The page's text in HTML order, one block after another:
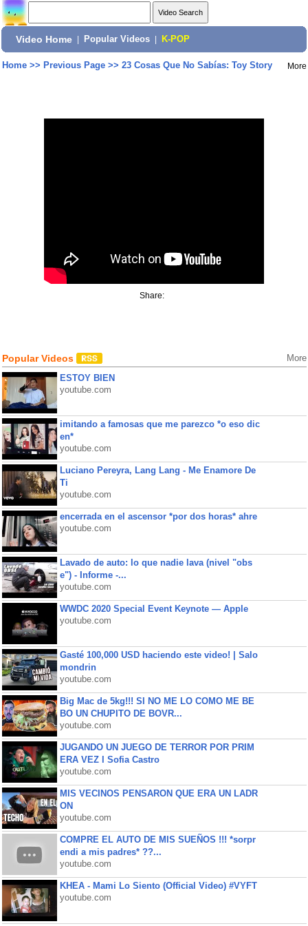
Video Home Popular Videos K-POP
Home>> Previous Page>> 23 Cosas Que No Sabías: Toy Story More
Share:
Popular Videos More
ESTOY BIEN
youtube.com
imitando a famosas que me parezco *o eso dic
en*
youtube.com
Luciano Pereyra, Lang Lang - Me Enamore De
Ti
youtube.com
encerrada en el ascensor *por dos horas* ahre
youtube.com
Lavado de auto: lo que nadie lava (nivel "obs
e") - Informe -...
youtube.com
WWDC 2020 Special Event Keynote — Apple
youtube.com
Gasté 100,000 USD haciendo este video! | Salo
mondrin
youtube.com
Big Mac de 5kg!!! SI NO ME LO COMO ME BE
BO UN CHUPITO DE BOVR...
youtube.com
JUGANDO UN JUEGO DE TERROR POR PRIM
ERA VEZ l Sofia Castro
youtube.com
MIS VECINOS PENSARON QUE ERA UN LADR
ON
youtube.com
COMPRE EL AUTO DE MIS SUEÑOS !!! *sorpr
endi a mis padres* ??...
youtube.com
KHEA - Mami Lo Siento (Official Video) #VYFT
youtube.com